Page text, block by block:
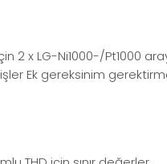
2 x LG-Ni1000-/Pt1000
Ek gereksinim